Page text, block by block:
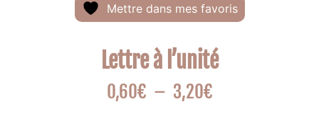
Mettre dans mes favoris
Lettre à l’unité
0,60€ – 3,20€